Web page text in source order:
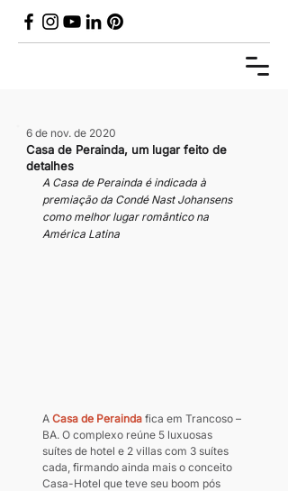
Casa de Perainda, um lugar feito de
detalhes
6 de nov. de 2020
A Casa de Perainda é indicada à
premiação da Condé Nast Johansens
como melhor lugar romântico na
América Latina
A Casa de Perainda fica em Trancoso –
BA. O complexo reúne 5 luxuosas
suítes de hotel e 2 villas com 3 suítes
cada, firmando ainda mais o conceito
Casa-Hotel que teve seu boom pós